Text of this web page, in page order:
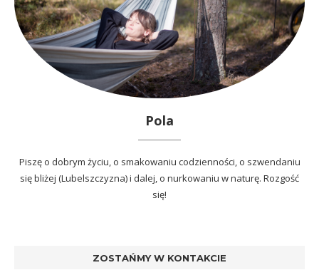
Pola
Piszę o dobrym życiu, o smakowaniu codzienności, o szwendaniu
się bliżej (Lubelszczyzna) i dalej, o nurkowaniu w naturę. Rozgość
się!
ZOSTAŃMY W KONTAKCIE